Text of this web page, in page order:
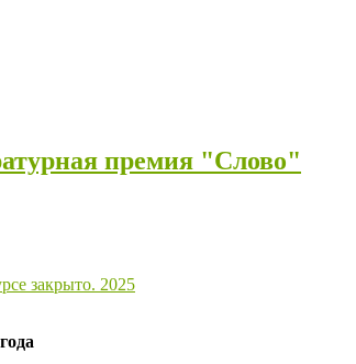
премия "Слово"
закрыто. 2025